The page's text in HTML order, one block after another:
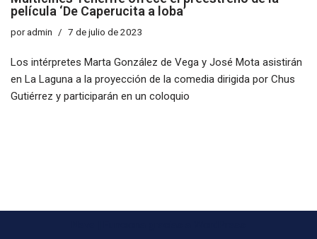
película ‘De Caperucita a loba’
poradmin 7 de julio de 2023
Los intérpretes Marta González de Vega y José Mota asistirán
en La Laguna a la proyección de la comedia dirigida por Chus
Gutiérrez y participarán en un coloquio